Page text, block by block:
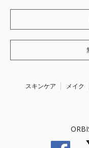
スキンケア メイク